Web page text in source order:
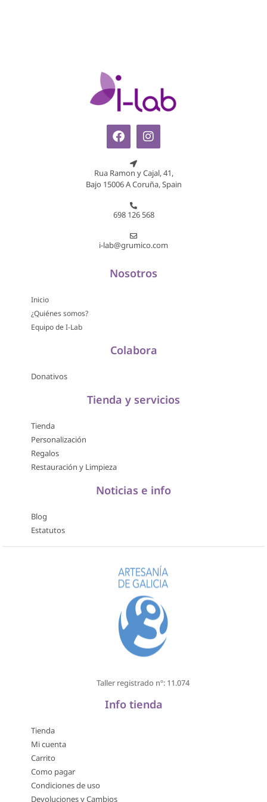
Rua Ramon y Cajal, 41,
Bajo 15006 A Coruña, Spain
698 126 568
i-lab@grumico.com
Nosotros
Inicio
¿Quiénes somos?
Equipo de I-Lab
Colabora
Donativos
Tienda y servicios
Tienda
Personalización
Regalos
Restauración y Limpieza
Noticias e info
Blog
Estatutos
Taller registrado nº: 11.074
Info tienda
Tienda
Mi cuenta
Carrito
Como pagar
Condiciones de uso
Devoluciones y Cambios